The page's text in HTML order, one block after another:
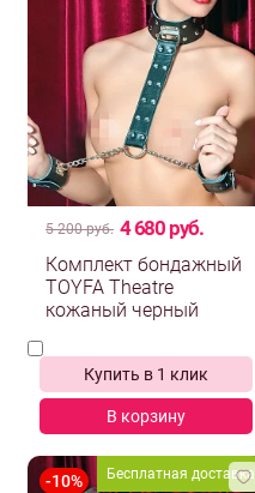
4 680 руб.
5 200 руб.
Купить в 1 клик
В корзину
Бесплатная доставка